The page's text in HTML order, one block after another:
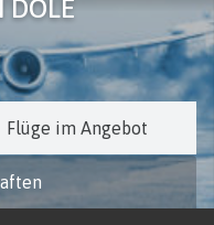
DOLE
Flüge im Angebot